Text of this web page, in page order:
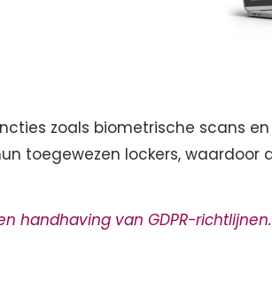
zoals biometrische scans en
toegewezen lockers, waardoor
handhaving van GDPR-richtlijnen